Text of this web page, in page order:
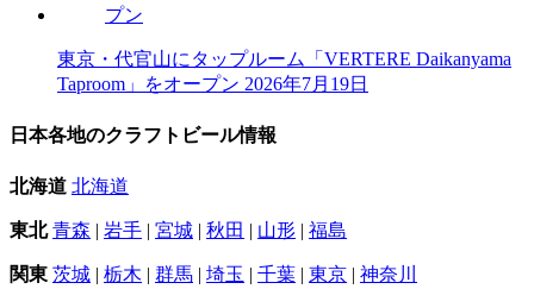
東京・代官山にタップルーム「VERTERE Daikanyama
Taproom」をオープン 2026年7月19日
日本各地のクラフトビール情報
北海道 北海道
東北 青森 | 岩手 | 宮城 | 秋田 | 山形 | 福島
関東 茨城 | 栃木 | 群馬 | 埼玉 | 千葉 | 東京 | 神奈川